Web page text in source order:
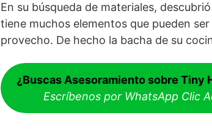
En su búsqueda de materiales,
tiene muchos elementos que pueden
provecho. De hecho la bacha de su
¿Buscas Asesoramiento sobre Tiny
Escríbenos por WhatsApp Clic